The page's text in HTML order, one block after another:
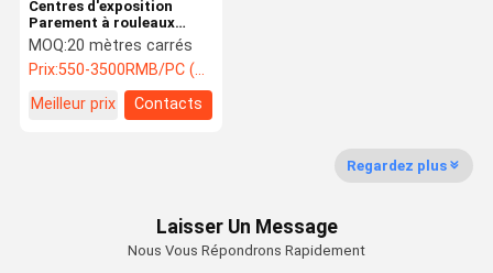
Centres d'exposition
Parement à rouleaux
Modulaire polyvalent
OEM ODM
MOQ:20 mètres carrés
Prix:550-3500RMB/PC (FOB) Tax Not Included
Meilleur prix
Contacts
Regardez plus
Laisser Un Message
Nous Vous Répondrons Rapidement